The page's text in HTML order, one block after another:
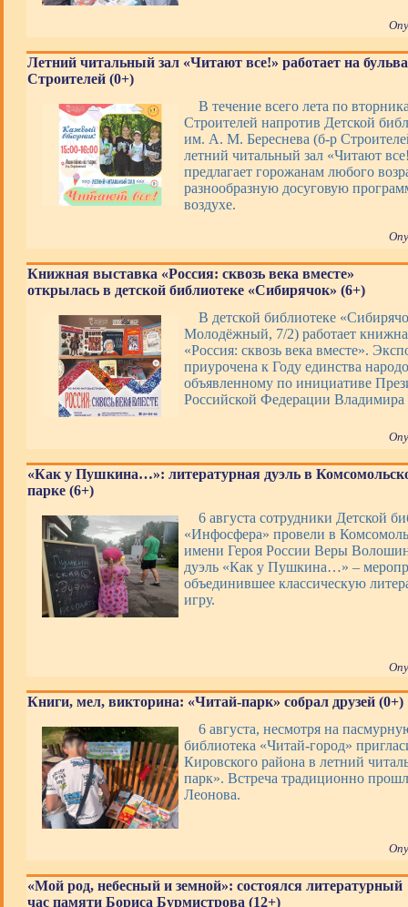
Летний читальный зал «Читают все!» работает на
Строителей (0+)
В течение всего лета по
Строителей напротив Детской
им. А. М. Береснева (б-р
летний читальный зал «Читают
предлагает горожанам любого
разнообразную досуговую
воздухе.
Книжная выставка «Россия: сквозь века вместе»
открылась в детской библиотеке «Сибирячок» (6+)
В детской библиотеке
Молодёжный, 7/2) работает
«Россия: сквозь века вместе».
приурочена к Году единства
объявленному по инициативе
Российской Федерации
«Как у Пушкина…»: литературная дуэль в
парке (6+)
6 августа сотрудники Детской
«Инфосфера» провели в
имени Героя России Веры
дуэль «Как у Пушкина…» –
объединившее классическую
игру.
Книги, мел, викторина: «Читай-парк» собрал друзей (0+)
6 августа, несмотря на
библиотека «Читай-город»
Кировского района в летний
парк». Встреча традиционно
Леонова.
«Мой род, небесный и земной»: состоялся литературный
час памяти Бориса Бурмистрова (12+)